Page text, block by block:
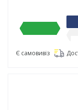
Є самовивіз